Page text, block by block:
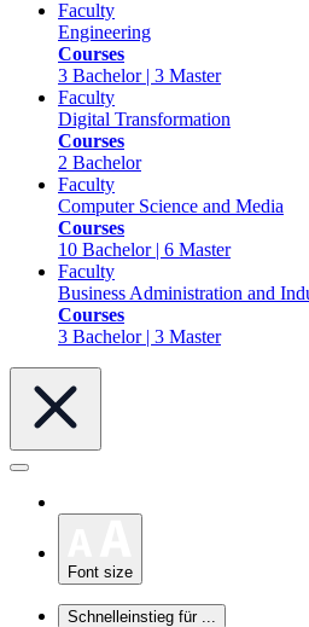
Faculty
Engineering
Courses
3 Bachelor | 3 Master
Faculty
Digital Transformation
Courses
2 Bachelor
Faculty
Computer Science and Media
Courses
10 Bachelor | 6 Master
Faculty
Business Administration and
Courses
3 Bachelor | 3 Master
Font size
Schnelleinstieg für ...